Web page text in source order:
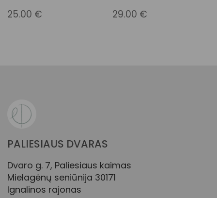
25.00 €
29.00 €
PALIESIAUS DVARAS
Dvaro g. 7, Paliesiaus kaimas
Mielagėnų seniūnija 30171
Ignalinos rajonas